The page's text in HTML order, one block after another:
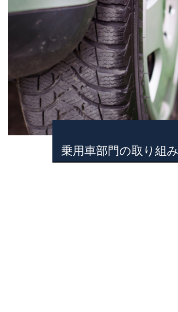
乗用車部門の取り組み